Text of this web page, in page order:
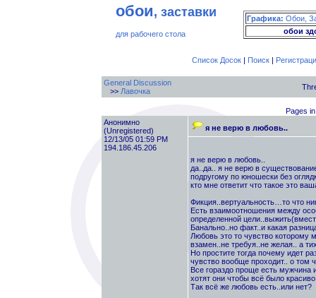
обои, заставки
для рабочего стола
Графика: Обои,
обои
Список Досок| Поиск|
General Discussion
>> Лавочка
Pages
Анонимно
(Unregistered)
12/13/05 01:59 PM
194.186.45.206
я не верю в любовь..
я не верю в любовь..
да..да.. я не верю в
подругому по юношески без
кто мне ответит что такое это
Фикция..вертуальность…то что
Есть взаимоотношения между
определенной
Банально..но факт..и какая
Любовь это то чувство которому
взамен..не требуя..не желая.. а
Но простите тогда почему идет
чувство вообще проходит.. о том
Все гораздо проще есть мужчина
хотят они чтобы всё было
Так всё же любовь есть..или нет?